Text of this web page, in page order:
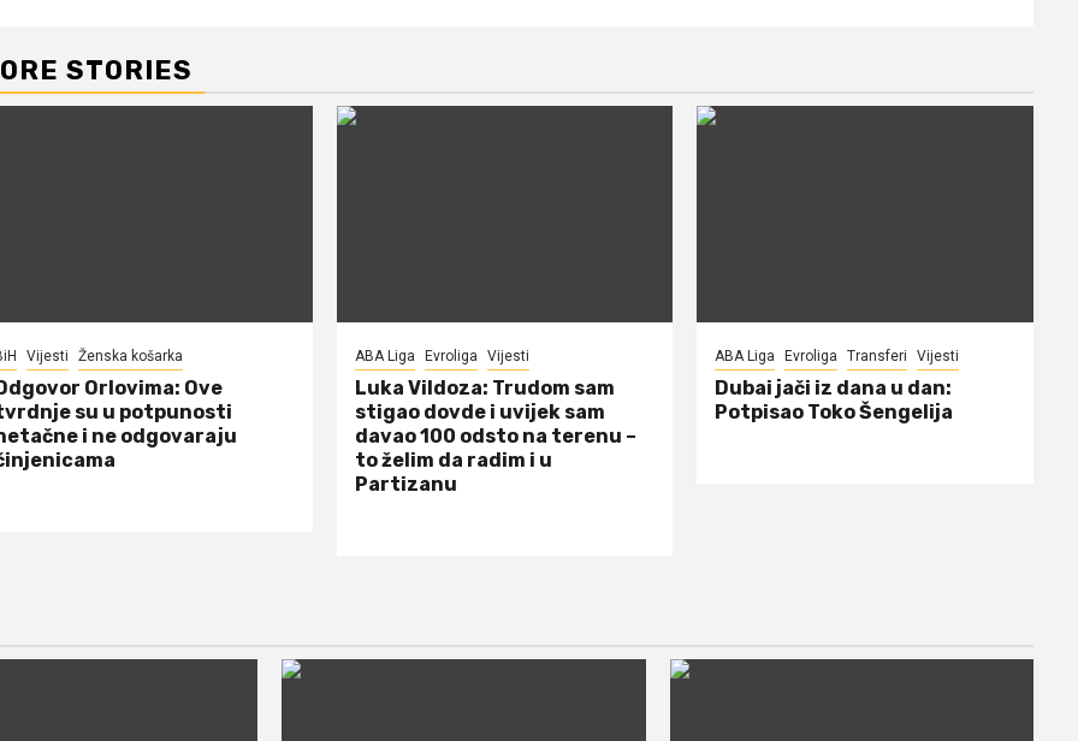
STORIES
Vijesti Ženska košarka
Orlovima: ​Ove
su u potpunosti
i ne odgovaraju
ABA Liga Evroliga Vijesti
Luka Vildoza: Trudom sam
stigao dovde i uvijek sam
davao 100 odsto na terenu –
to želim da radim i u
Partizanu
ABA Liga Evroliga Transferi Vijesti
Dubai jači iz dana u dan:
Potpisao Toko Šengelija